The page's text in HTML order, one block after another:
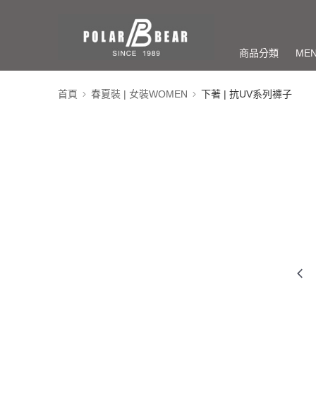
商品分類
首頁 春夏裝 | 女裝WOMEN 下著 | 抗UV系列褲子